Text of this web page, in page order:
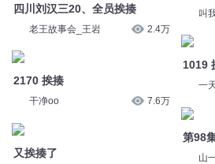
四川刘汉三20、全员挨揍
老王故事会_王岩 2.4万
2170 挨揍
干净oo 7.6万
又挨揍了
叫
1019
一
第98
山